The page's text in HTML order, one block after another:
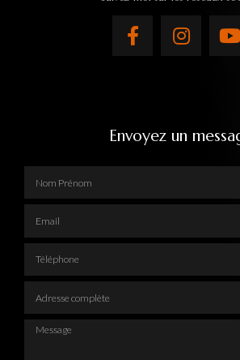
Envoyez un
Message